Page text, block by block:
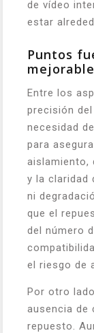
de vídeo
estar
Puntos
Entre los
precisión
necesidad
para
aislamiento,
y la claridad
ni
que el
del número
el riesgo de
Por otro
ausencia de
repuesto.